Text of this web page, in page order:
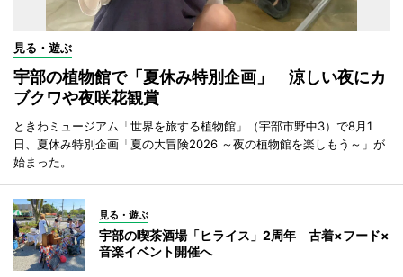
見る・遊ぶ
宇部の植物館で「夏休み特別企画」 涼しい夜にカ
ブクワや夜咲花観賞
ときわミュージアム「世界を旅する植物館」（宇部市野中3）で8月1
日、夏休み特別企画「夏の大冒険2026 ～夜の植物館を楽しもう～」が
始まった。
見る・遊ぶ
宇部の喫茶酒場「ヒライス」2周年 古着×フード×
音楽イベント開催へ